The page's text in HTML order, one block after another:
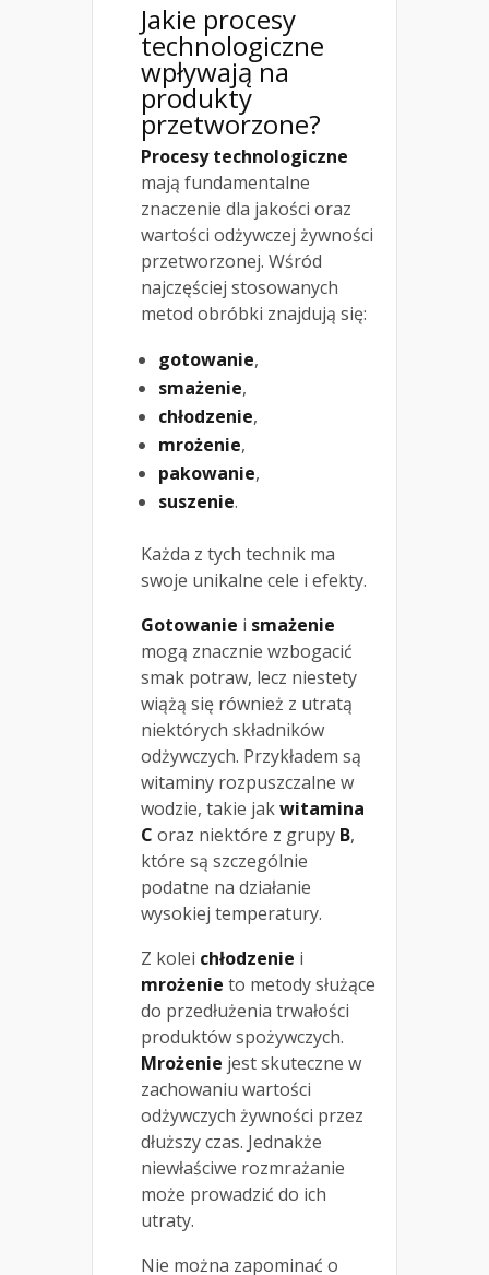
Jakie procesy
technologiczne
wpływają na
produkty
przetworzone?
Procesy technologiczne
mają fundamentalne
znaczenie dla jakości oraz
wartości odżywczej żywności
przetworzonej. Wśród
najczęściej stosowanych
metod obróbki znajdują się:
gotowanie,
smażenie,
chłodzenie,
mrożenie,
pakowanie,
suszenie.
Każda z tych technik ma
swoje unikalne cele i efekty.
Gotowanie i smażenie
mogą znacznie wzbogacić
smak potraw, lecz niestety
wiążą się również z utratą
niektórych składników
odżywczych. Przykładem są
witaminy rozpuszczalne w
wodzie, takie jakwitamina
C oraz niektóre z grupy B,
które są szczególnie
podatne na działanie
wysokiej temperatury.
Z kolei chłodzenie i
mrożenie to metody służące
do przedłużenia trwałości
produktów spożywczych.
Mrożenie jest skuteczne w
zachowaniu wartości
odżywczych żywności przez
dłuższy czas. Jednakże
niewłaściwe rozmrażanie
może prowadzić do ich
utraty.
Nie można zapominać o